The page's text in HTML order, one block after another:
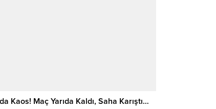
Kaos! Maç Yarıda Kaldı, Saha Karıştı…